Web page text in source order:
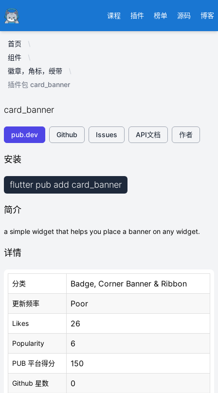
Ducafecat 课程 插件 榜单 源码 博客
首页
组件
徽章，角标，绶带
插件包 card_banner
card_banner
pub.dev Github Issues API文档 作者
安装
flutter pub add card_banner
简介
a simple widget that helps you place a banner on any widget.
详情
分类 Badge, Corner Banner & Ribbon
更新频率 Poor
Likes 26
Popularity 6
PUB 平台得分 150
Github 星数 0